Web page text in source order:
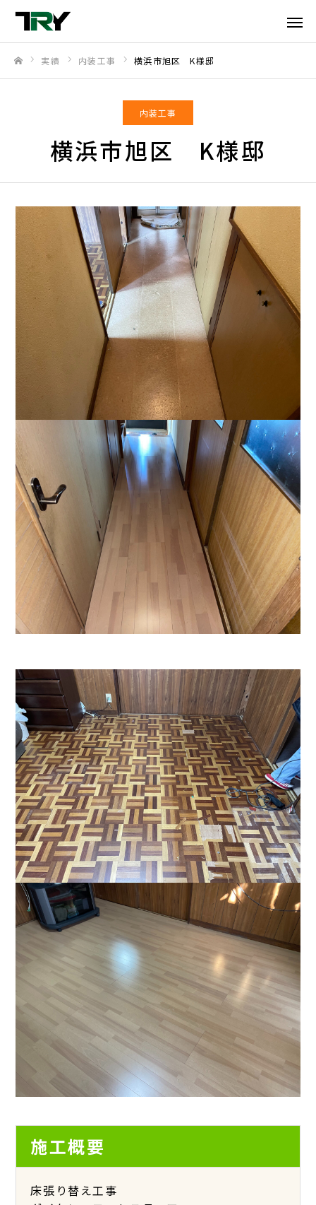
実績 内装工事 横浜市旭区 K様邸
内装工事
横浜市旭区 K様邸
施工概要
床張り替え工事